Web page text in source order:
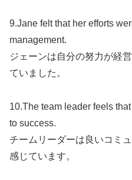
9.Jane felt that her efforts
management.
ジェーンは自分の努力が経
ていました。
10.The team leader feels
to success.
チームリーダーは良いコミ
感じています。